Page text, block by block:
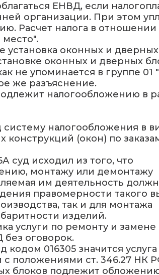
ЕНВД, если
организации. При этом
Расчет налога в
место".
оконных и дверных
оконных и дверных
не упоминается в группе 01
же разъяснение.
налогообложению в
систему налогообложения в
конструкций (окон) по
суд исходил из того, что
монтажу или демонтажу
им деятельность
правомерности такого
так и для монтажа
изделий.
услуги по ремонту и
без оговорок.
016305 значится услуга
с положениями ст. 346.27 НК
блоков подлежит